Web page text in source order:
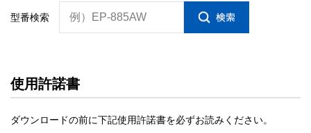
型番検索 例）EP-885AW
使用許諾書
ダウンロードの前に下記使用許諾書を必ずお読みください。